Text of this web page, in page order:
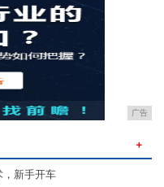
广告
＋
，新手开车